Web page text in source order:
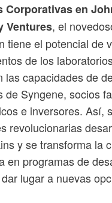
Corporativas en
Ventures, el
tiene el potencial de
de los
las capacidades de
de Syngene, socios
e inversores. Así,
revolucionarias
y se transforma la
en programas de
lugar a nuevas